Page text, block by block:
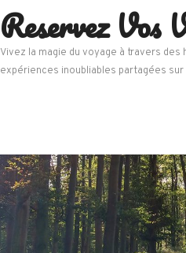
Skip
to
content
Reservez Vos
Vivez la magie du voyage à travers
expériences inoubliables partagées sur